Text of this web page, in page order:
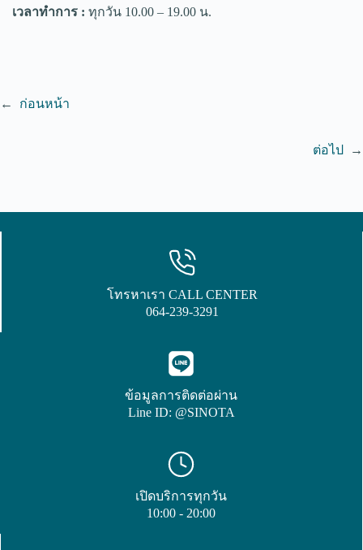
เวลาทำการ : ทุกวัน 10.00 – 19.00 น.
← ก่อนหน้า
ต่อไป →
โทรหาเรา CALL CENTER
064-239-3291
ข้อมูลการติดต่อผ่าน
Line ID: @SINOTA
เปิดบริการทุกวัน
10:00 - 20:00